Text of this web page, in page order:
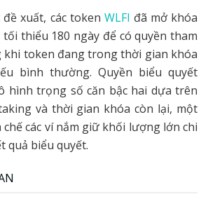
xuất, các token WLFI đã mở khóa
thiểu 180 ngày để có quyền tham
token đang trong thời gian khóa
bình thường. Quyền biểu quyết
hình trọng số căn bậc hai dựa trên
và thời gian khóa còn lại, một
các ví nắm giữ khối lượng lớn chi
quả biểu quyết.